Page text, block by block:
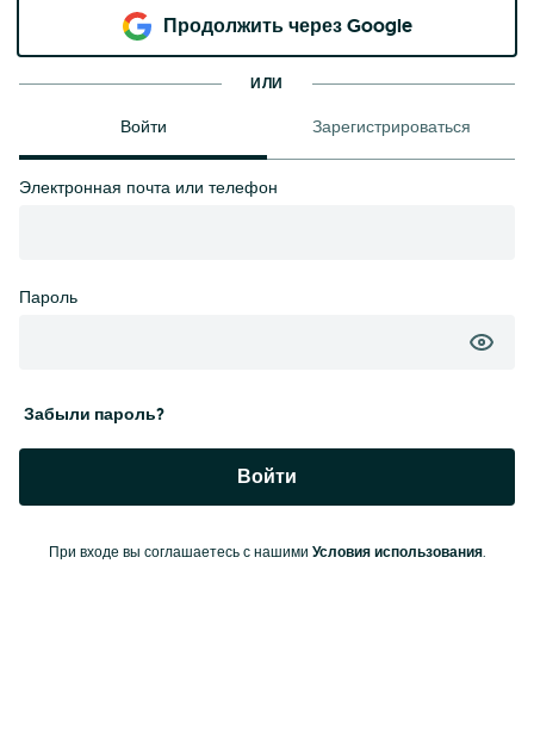
Продолжить через Google
ИЛИ
Войти Зарегистрироваться
Электронная почта или телефон
Пароль
Забыли пароль?
Войти
При входе вы соглашаетесь с нашими Условия использования.